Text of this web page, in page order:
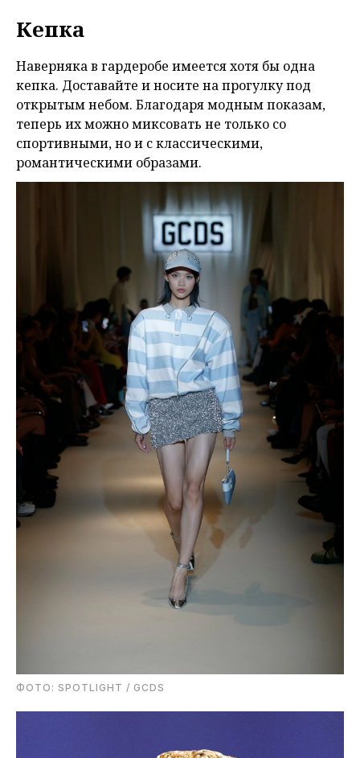
Кепка
Наверняка в гардеробе имеется хотя бы одна
кепка. Доставайте и носите на прогулку под
открытым небом. Благодаря модным показам,
теперь их можно миксовать не только со
спортивными, но и с классическими,
романтическими образами.
ФОТО: SPOTLIGHT / GCDS